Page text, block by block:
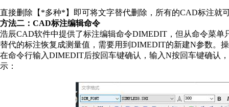
直接删除【*多种*】即可将文字替代删除，所有的CAD标注就
方法二：CAD标注编辑命令
浩辰CAD软件中提供了标注编辑命令DIMEDIT，但从命令菜
替代的标注恢复成测量值，需要用到DIMEDIT的新建N参数。
在命令行输入DIMEDIT后按回车键确认，输入N按回车键确认
示：